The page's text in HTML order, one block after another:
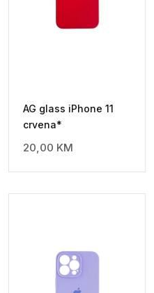
AG glass iPhone 11
crvena*
20,00 KM